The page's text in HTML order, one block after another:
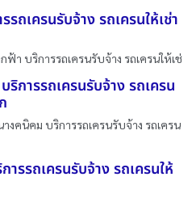
ถเครนรับจ้าง รถเครนให้เช่า
ฟ้า บริการรถเครนรับจ้าง รถเครนให้เช่
การรถเครนรับจ้าง รถเครน
งคนิคม บริการรถเครนรับจ้าง รถเครน
รรถเครนรับจ้าง รถเครนให้